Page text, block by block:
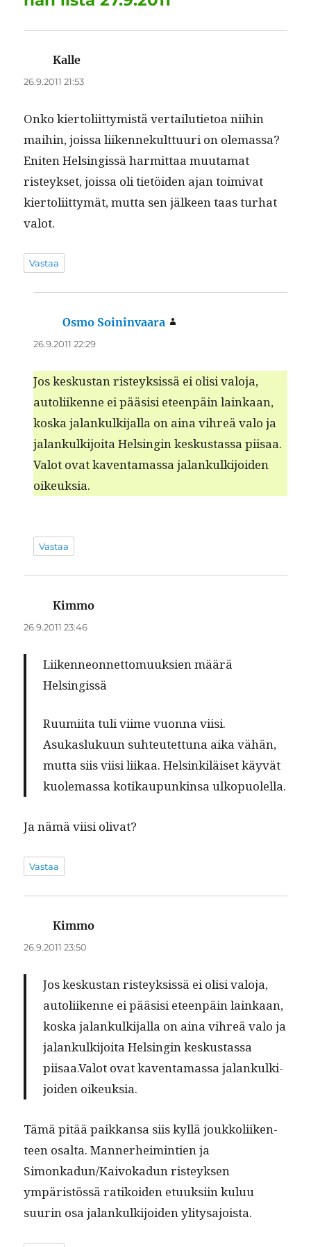
Kalle
26.9.2011 21:53
Onko kier­toli­it­tymistä ver­tailu­ti­etoa niihin
mai­hin, jois­sa liiken­nekult­tuuri on ole­mas­sa?
Eniten Helsingis­sä har­mit­taa muu­ta­mat
risteyk­set, jois­sa oli tietöi­den ajan toimi­vat
kier­toli­it­tymät, mut­ta sen jäl­keen taas turhat
valot.
Vastaa
Osmo Soininvaara
26.9.2011 22:29
Jos keskus­tan risteyk­sis­sä ei olisi val­o­ja,
autoli­ikenne ei pää­sisi eteen­päin lainkaan,
kos­ka jalankulk­i­jal­la on aina vihreä valo ja
jalankulk­i­joi­ta Helsin­gin keskus­tas­sa piisaa.
Val­ot ovat kaven­ta­mas­sa jalankulk­i­joiden
oikeuksia.
Vastaa
Kimmo
26.9.2011 23:46
Liiken­neon­net­to­muuk­sien määrä
Helsingissä
Ruumi­ita tuli viime vuon­na viisi.
Asukasluku­un suh­teutet­tuna aika vähän,
mut­ta siis viisi liikaa. Helsinkiläiset käyvät
kuole­mas­sa kotikaupunk­in­sa ulkopuolella.
Ja nämä viisi olivat?
Vastaa
Kimmo
26.9.2011 23:50
Jos keskus­tan risteyk­sis­sä ei olisi val­o­ja,
autoli­ikenne ei pää­sisi eteen­päin lainkaan,
kos­ka jalankulk­i­jal­la on aina vihreä valo ja
jalankulk­i­joi­ta Helsin­gin keskus­tas­sa
piisaa.Valot ovat kaven­ta­mas­sa jalankulk­i­
joiden oikeuksia.
Tämä pitää paikkansa siis kyl­lä joukkoli­iken­
teen osalta. Man­ner­heim­intien ja
Simonkadun/Kaivokadun risteyk­sen
ympäristössä ratikoiden etuuk­si­in kuluu
suurin osa jalankulk­i­joiden ylitysajoista.